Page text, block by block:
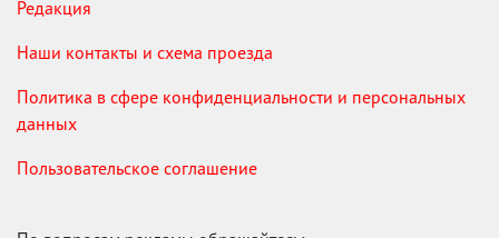
Редакция
Наши контакты и схема проезда
Политика в сфере конфиденциальности и персональных
данных
Пользовательское соглашение